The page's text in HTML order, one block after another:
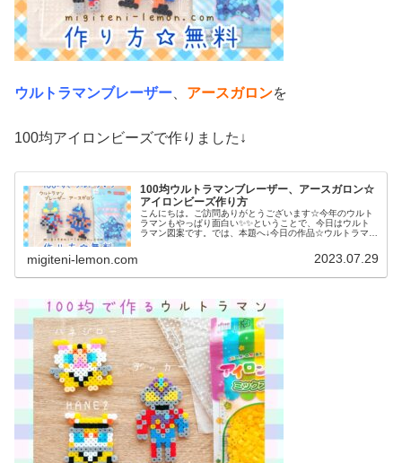
ウルトラマンブレーザー アースガロンを
100均アイロンビーズで作りました↓
100均ウルトラマンブレーザー、アースガロン☆
アイロンビーズ作り方
こんにちは。ご訪問ありがとうございます☆今年のウルト
ラマンもやっぱり面白い✨✨ということで、今日はウルト
ラマン図案です。では、本題へ↓今日の作品☆ウルトラマン
migiteni-lemon.com 2023.07.29